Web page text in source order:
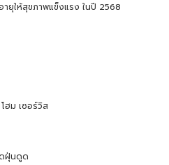
ยุให้สุขภาพแข็งแรง ในปี 2568
ฮม เซอร์วิส
ฝุ่นดูด